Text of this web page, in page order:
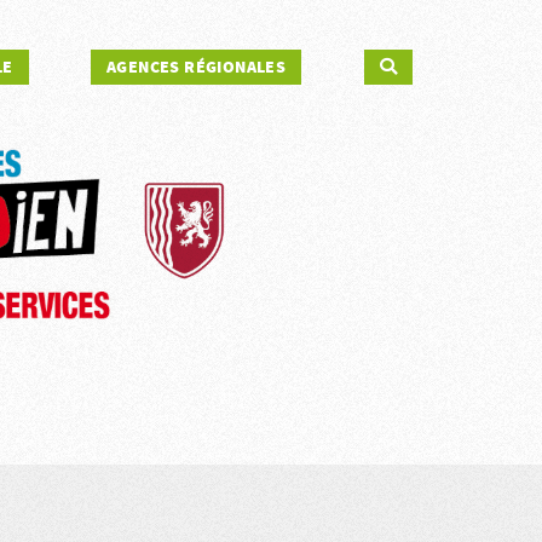
AGENCES RÉGIONALES